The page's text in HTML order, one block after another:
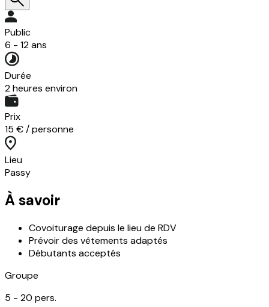
Public
6 - 12 ans
Durée
2 heures environ
Prix
15 € / personne
Lieu
Passy
À savoir
Covoiturage depuis le lieu de RDV
Prévoir des vêtements adaptés
Débutants acceptés
Groupe
5 - 20 pers.